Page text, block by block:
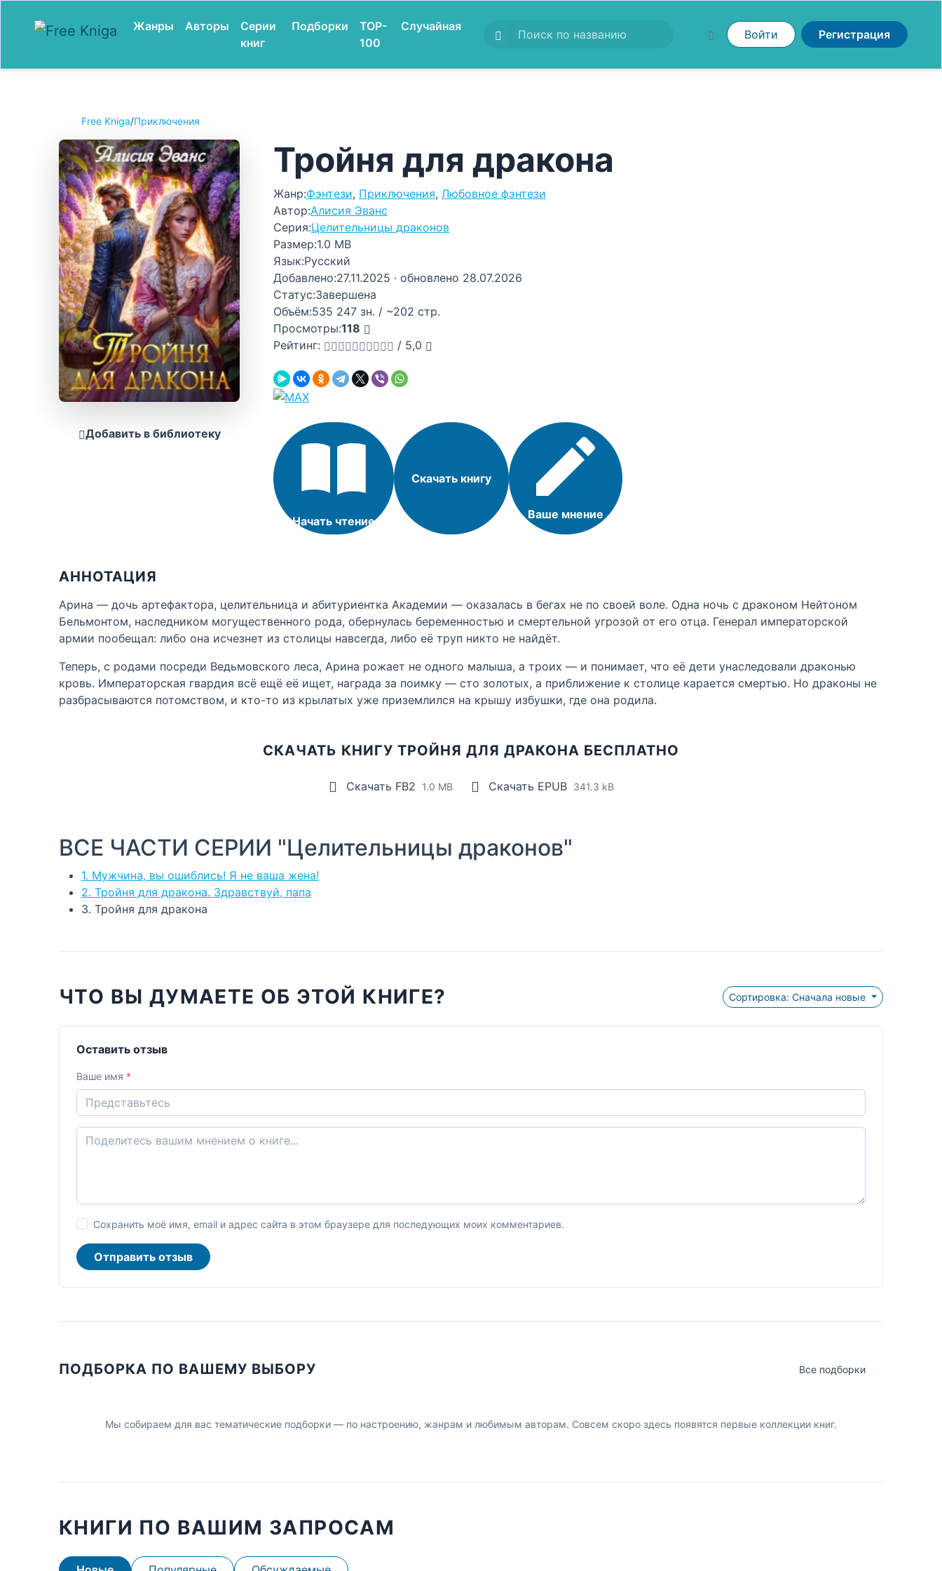
Жанры Авторы
Серии
книг
Подборки
TOP-
100
Случайная
Войти Регистрация
Free Kniga/Приключения
Добавить в библиотеку
Тройня для дракона
Жанр:Фэнтези, Приключения, Любовное фэнтези
Автор:Алисия Эванс
Серия:Целительницы драконов
Размер:1.0 MB
Язык:Русский
Добавлено:27.11.2025 · обновлено 28.07.2026
Статус:Завершена
Объём:535 247 зн. / ~202 стр.
Просмотры:118
Рейтинг:
/ 5,0
Начать чтение
Скачать книгу
Ваше мнение
АННОТАЦИЯ
Арина — дочь артефактора, целительница и абитуриентка Академии — оказалась в бегах не по своей воле. Одна ночь с драконом Нейтоном
Бельмонтом, наследником могущественного рода, обернулась беременностью и смертельной угрозой от его отца. Генерал императорской
армии пообещал: либо она исчезнет из столицы навсегда, либо её труп никто не найдёт.
Теперь, с родами посреди Ведьмовского леса, Арина рожает не одного малыша, а троих — и понимает, что её дети унаследовали драконью
кровь. Императорская гвардия всё ещё её ищет, награда за поимку — сто золотых, а приближение к столице карается смертью. Но драконы не
разбрасываются потомством, и кто-то из крылатых уже приземлился на крышу избушки, где она родила.
СКАЧАТЬ КНИГУ ТРОЙНЯ ДЛЯ ДРАКОНА БЕСПЛАТНО
Скачать FB2 1.0 MB Скачать EPUB 341.3 kB
ВСЕ ЧАСТИ СЕРИИ "Целительницы драконов"
1. Мужчина, вы ошиблись! Я не ваша жена!
2. Тройня для дракона. Здравствуй, папа
3. Тройня для дракона
ЧТО ВЫ ДУМАЕТЕ ОБ ЭТОЙ КНИГЕ? Сортировка: Сначала новые
Оставить отзыв
Ваше имя *
Сохранить моё имя, email и адрес сайта в этом браузере для последующих моих комментариев.
Отправить отзыв
ПОДБОРКА ПО ВАШЕМУ ВЫБОРУ Все подборки
Мы собираем для вас тематические подборки — по настроению, жанрам и любимым авторам. Совсем скоро здесь появятся первые коллекции книг.
КНИГИ ПО ВАШИМ ЗАПРОСАМ